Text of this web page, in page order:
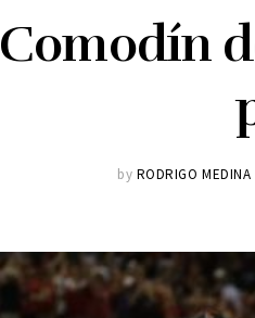
Comodín
by RODRIGO MEDINA